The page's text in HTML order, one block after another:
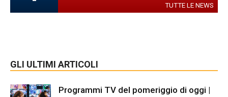
TUTTE LE NEWS
GLI ULTIMI ARTICOLI
Programmi TV del pomeriggio di oggi |